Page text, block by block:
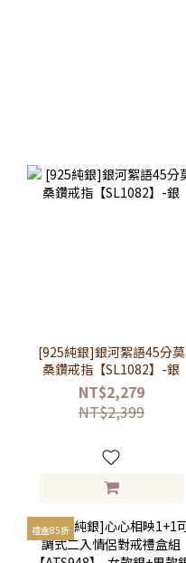
[925純銀]銀河絮語45分莫
桑鑽戒指【SL1082】-銀
NT$2,279
NT$2,399
禮盒85折